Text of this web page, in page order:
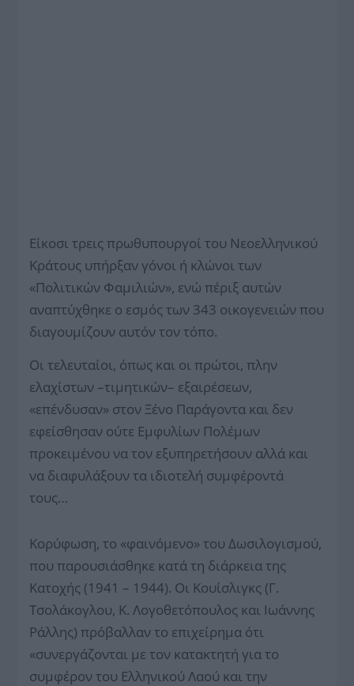
Είκοσι τρεις πρωθυπουργοί του Νεοελληνικού
Κράτους υπήρξαν γόνοι ή κλώνοι των
«Πολιτικών Φαμιλιών», ενώ πέριξ αυτών
αναπτύχθηκε ο εσμός των 343 οικογενειών που
διαγουμίζουν αυτόν τον τόπο.
Οι τελευταίοι, όπως και οι πρώτοι, πλην
ελαχίστων –τιμητικών– εξαιρέσεων,
«επένδυσαν» στον Ξένο Παράγοντα και δεν
εφείσθησαν ούτε Εμφυλίων Πολέμων
προκειμένου να τον εξυπηρετήσουν αλλά και
να διαφυλάξουν τα ιδιοτελή συμφέροντά
τους…
Κορύφωση, το «φαινόμενο» του Δωσιλογισμού,
που παρουσιάσθηκε κατά τη διάρκεια της
Κατοχής (1941 – 1944). Οι Κουίσλιγκς (Γ.
Τσολάκογλου, Κ. Λογοθετόπουλος και Ιωάννης
Ράλλης) πρόβαλλαν το επιχείρημα ότι
«συνεργάζονται με τον κατακτητή για το
συμφέρον του Ελληνικού Λαού και την